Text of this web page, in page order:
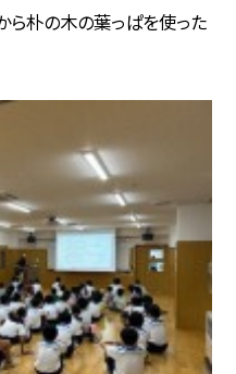
ら朴の木の葉っぱを使った